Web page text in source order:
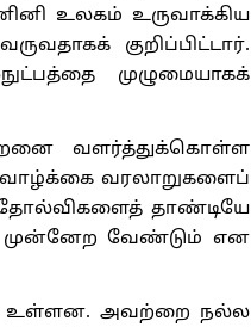
உலகம் உருவாக்கிய
குறிப்பிட்டார்.
முழுமையாகக்
வளர்த்துக்கொள்ள
வரலாறுகளைப்
தோல்விகளைத் தாண்டியே
முன்னேற வேண்டும் என
உள்ளன. அவற்றை நல்ல